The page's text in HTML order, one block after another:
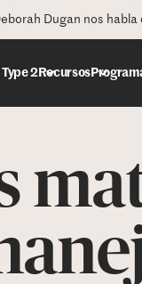
Dugan nos
2Recursos